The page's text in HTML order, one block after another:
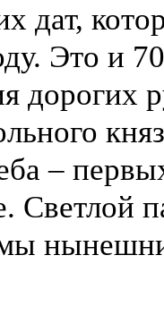
дат,
Это и
дорогих
–
Светлой